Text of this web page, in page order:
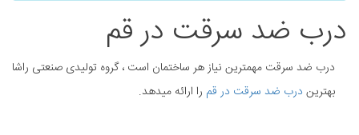
درب ضد سرقت در قم
درب ضد سرقت مهمترین نیاز هر ساختمان است ، گروه تولیدی صنعتی راشا
بهترین درب ضد سرقت در قم را ارائه میدهد.